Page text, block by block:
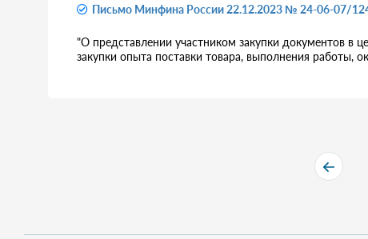
Письмо Минфина России 22.12.2023 № 24-06-07/
"О представлении участником закупки документов в
закупки опыта поставки товара, выполнения работы,